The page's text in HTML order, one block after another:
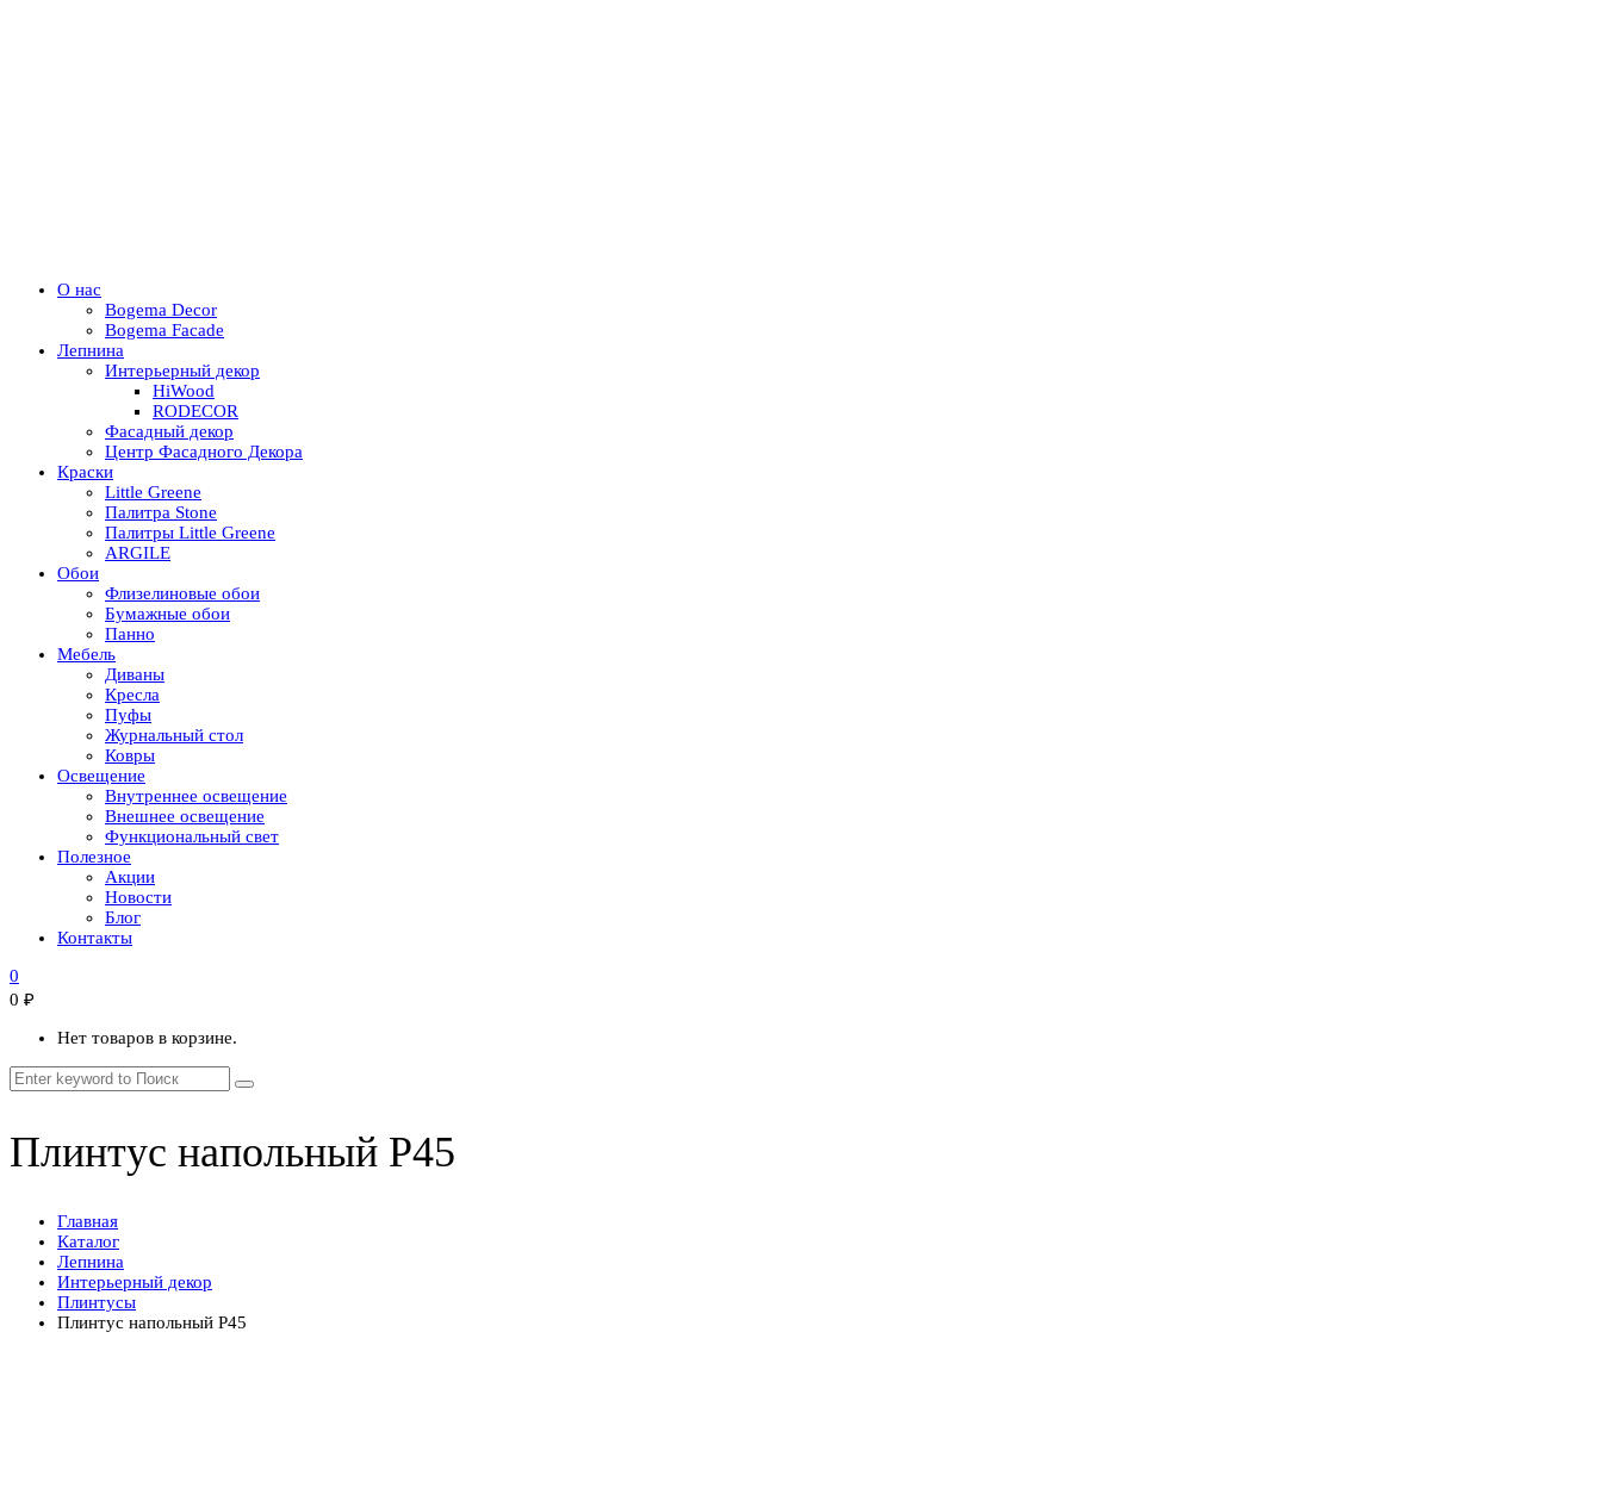
О нас
Bogema Decor
Bogema Facade
Лепнина
Интерьерный декор
HiWood
RODECOR
Фасадный декор
Центр Фасадного Декора
Краски
Little Greene
Палитра Stone
Палитры Little Greene
ARGILE
Обои
Флизелиновые обои
Бумажные обои
Панно
Мебель
Диваны
Кресла
Пуфы
Журнальный стол
Ковры
Освещение
Внутреннее освещение
Внешнее освещение
Функциональный свет
Полезное
Акции
Новости
Блог
Контакты
0
0 ₽
Нет товаров в корзине.
Плинтус напольный P45
Главная
Каталог
Лепнина
Интерьерный декор
Плинтусы
Плинтус напольный P45